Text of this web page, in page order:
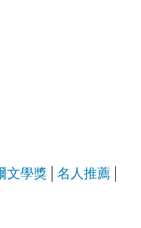
文學獎 名人推薦